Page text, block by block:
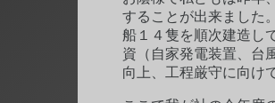
することが出来ました
船１４隻を順次建造し
資（自家発電装置、台
向上、工程厳守に向け